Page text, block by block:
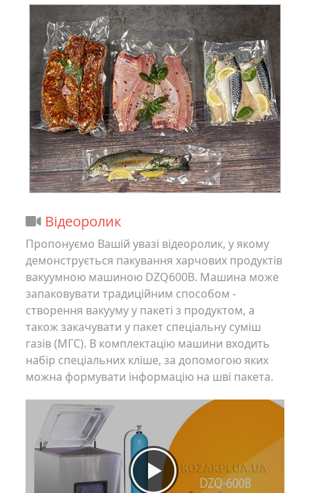
Відеоролик
Пропонуємо Вашій увазі відеоролик, у якому
демонструється пакування харчових продуктів
вакуумною машиною DZQ600B. Машина може
запаковувати традиційним способом -
створення вакууму у пакеті з продуктом, а
також закачувати у пакет спеціальну суміш
газів (МГС). В комплектацію машини входить
набір спеціальних кліше, за допомогою яких
можна формувати інформацію на шві пакета.